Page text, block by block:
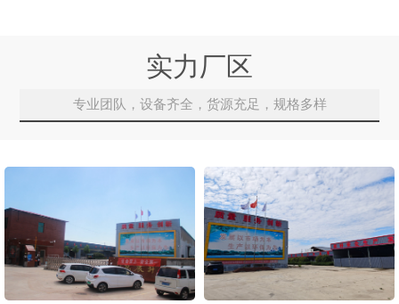
实力厂区
专业团队，设备齐全，货源充足，规格多样